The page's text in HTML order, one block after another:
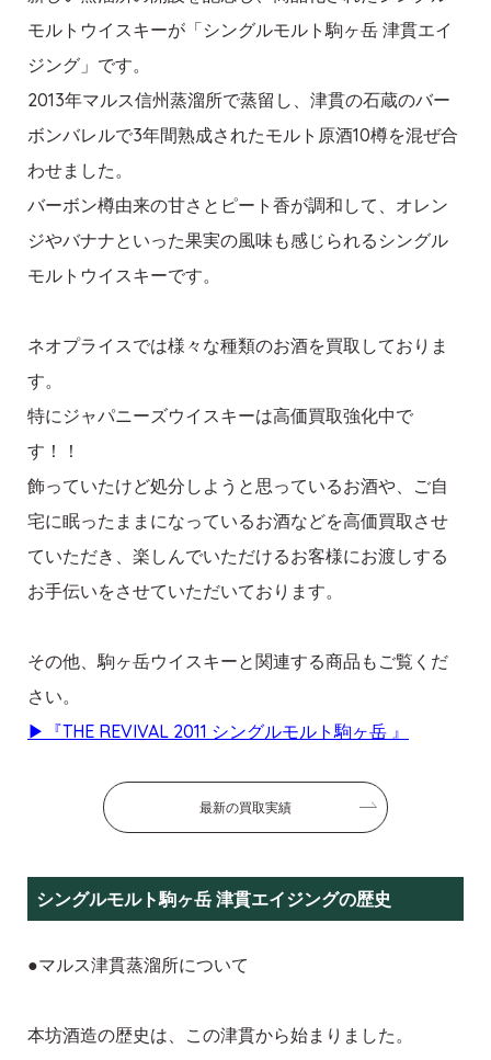
モルトウイスキーが「シングルモルト駒ヶ岳 津貫エイ
ジング」です。
2013年マルス信州蒸溜所で蒸留し、津貫の石蔵のバー
ボンバレルで3年間熟成されたモルト原酒10樽を混ぜ合
わせました。
バーボン樽由来の甘さとピート香が調和して、オレン
ジやバナナといった果実の風味も感じられるシングル
モルトウイスキーです。
ネオプライスでは様々な種類のお酒を買取しておりま
す。
特にジャパニーズウイスキーは高価買取強化中で
す！！
飾っていたけど処分しようと思っているお酒や、ご自
宅に眠ったままになっているお酒などを高価買取させ
ていただき、楽しんでいただけるお客様にお渡しする
お手伝いをさせていただいております。
その他、駒ヶ岳ウイスキーと関連する商品もご覧くだ
さい。
▶ 『THE REVIVAL 2011 シングルモルト駒ヶ岳 』
最新の買取実績
シングルモルト駒ヶ岳 津貫エイジングの歴史
●マルス津貫蒸溜所について
本坊酒造の歴史は、この津貫から始まりました。